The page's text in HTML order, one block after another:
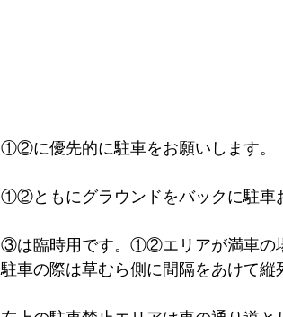
①②に優先的に駐車をお願いします。
①②ともにグラウンドをバックに駐車
③は臨時用です。①②エリアが満車の
駐車の際は草むら側に間隔をあけて縦